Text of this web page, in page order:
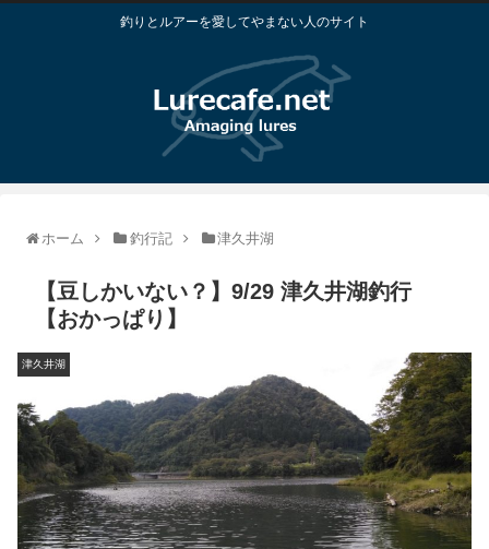
釣りとルアーを愛してやまない人のサイト
ホーム 釣行記 津久井湖
【豆しかいない？】9/29 津久井湖釣行
【おかっぱり】
津久井湖